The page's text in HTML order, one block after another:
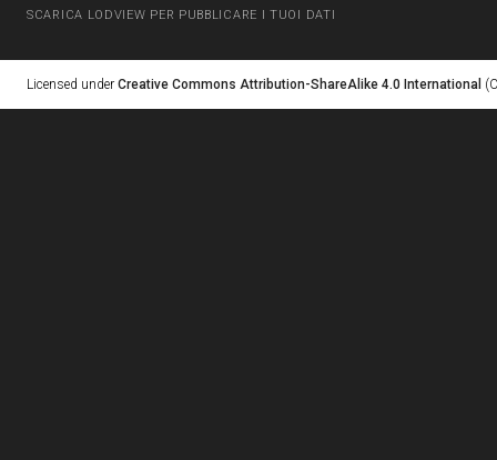
SCARICA LODVIEW PER PUBBLICARE I TUOI DATI
Licensed under Creative Commons Attribution-ShareAlike 4.0 International